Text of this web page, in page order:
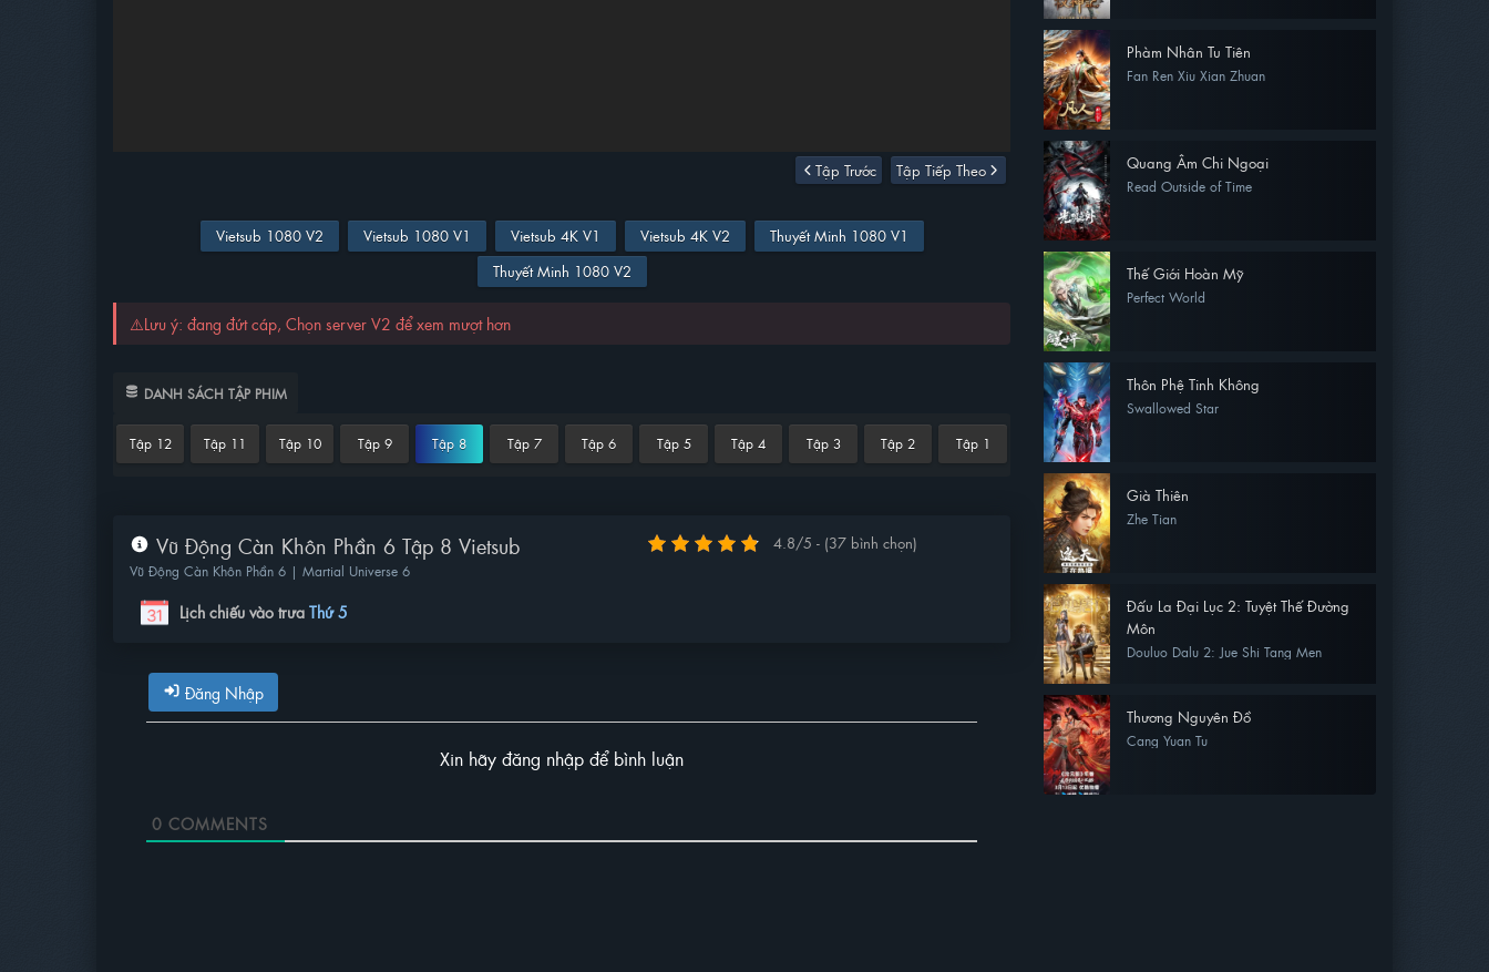
Tập Trước Tập Tiếp Theo
Vietsub 1080 V2 Vietsub 1080 V1 Vietsub 4K V1 Vietsub 4K V2
Thuyết Minh 1080 V1
Thuyết Minh 1080 V2
⚠️Lưu ý: đang đứt cáp, Chọn server V2 để xem mượt hơn
DANH SÁCH TẬP PHIM
Tập 12 Tập 11 Tập 10 Tập 9 Tập 8 Tập 7 Tập 6 Tập 5 Tập 4 Tập 3 Tập 2 Tập 1
Vũ Động Càn Khôn Phần 6 Tập 8 Vietsub
Vũ Động Càn Khôn Phần 6 | Martial Universe 6
Lịch chiếu vào trưa Thứ 5
4.8/5 - (37 bình chọn)
Đăng Nhập
Xin hãy đăng nhập để bình luận
0 COMMENTS
Phàm Nhân Tu Tiên
Fan Ren Xiu Xian Zhuan
Quang Âm Chi Ngoại
Read Outside of Time
Thế Giới Hoàn Mỹ
Perfect World
Thôn Phệ Tinh Không
Swallowed Star
Già Thiên
Zhe Tian
Đấu La Đại Lục 2: Tuyệt Thế Đường
Môn
Douluo Dalu 2: Jue Shi Tang Men
Thương Nguyên Đồ
Cang Yuan Tu